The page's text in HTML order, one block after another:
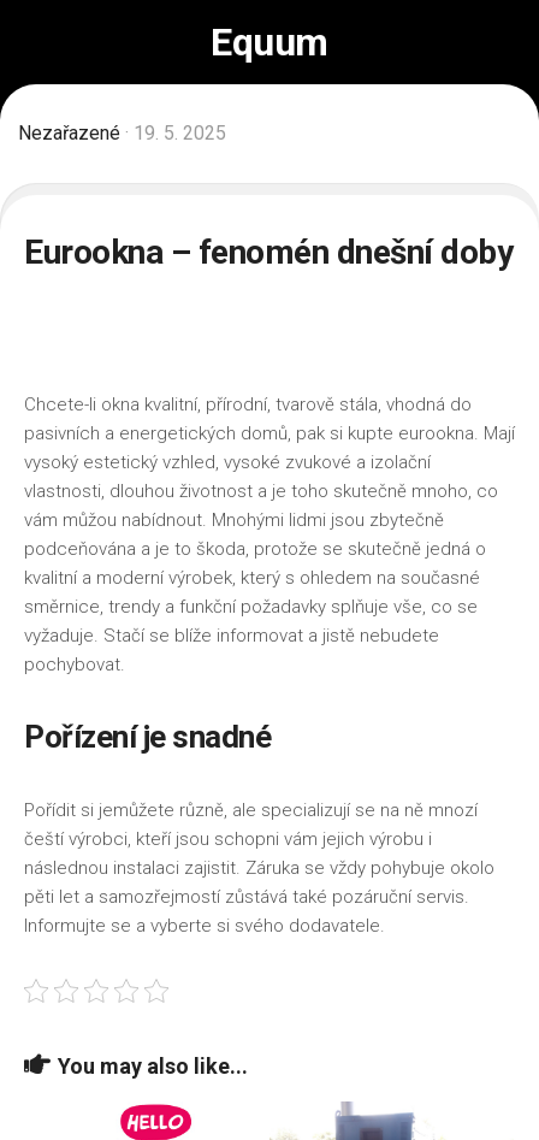
Equum
Nezařazené · 19. 5. 2025
Eurookna – fenomén dnešní doby
Chcete-li okna kvalitní, přírodní, tvarově stála, vhodná do
pasivních a energetických domů, pak si kupte eurookna. Mají
vysoký estetický vzhled, vysoké zvukové a izolační
vlastnosti, dlouhou životnost a je toho skutečně mnoho, co
vám můžou nabídnout. Mnohými lidmi jsou zbytečně
podceňována a je to škoda, protože se skutečně jedná o
kvalitní a moderní výrobek, který s ohledem na současné
směrnice, trendy a funkční požadavky splňuje vše, co se
vyžaduje. Stačí se blíže informovat a jistě nebudete
pochybovat.
Pořízení je snadné
Pořídit si jemůžete různě, ale specializují se na ně mnozí
čeští výrobci, kteří jsou schopni vám jejich výrobu i
následnou instalaci zajistit. Záruka se vždy pohybuje okolo
pěti let a samozřejmostí zůstává také pozáruční servis.
Informujte se a vyberte si svého dodavatele.
You may also like...